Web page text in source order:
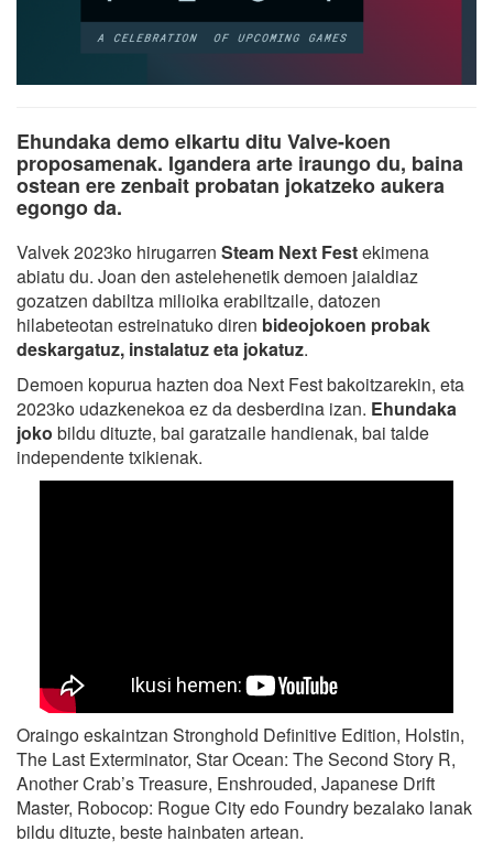
Ehundaka demo elkartu ditu Valve-koen
proposamenak. Igandera arte iraungo du, baina
ostean ere zenbait probatan jokatzeko aukera
egongo da.
Valvek 2023ko hirugarren Steam Next Festekimena
abiatu du. Joan den astelehenetik demoen jaialdiaz
gozatzen dabiltza milioika erabiltzaile, datozen
hilabeteotan estreinatuko diren bideojokoen probak
deskargatuz, instalatuz eta jokatuz.
Demoen kopurua hazten doa Next Fest bakoitzarekin, eta
2023ko udazkenekoa ez da desberdina izan. Ehundaka
joko bildu dituzte, bai garatzaile handienak, bai talde
independente txikienak.
Oraingo eskaintzan Stronghold Definitive Edition, Holstin,
The Last Exterminator, Star Ocean: The Second Story R,
Another Crab’s Treasure, Enshrouded, Japanese Drift
Master, Robocop: Rogue City edo Foundrybezalako lanak
bildu dituzte, beste hainbaten artean.